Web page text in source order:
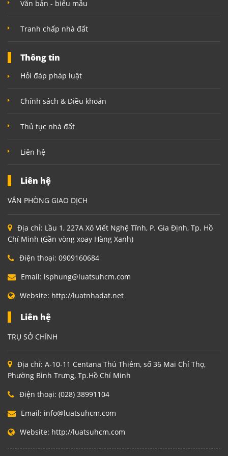
Văn bản - biểu mẫu
Tranh chấp nhà đất
Thông tin
Hỏi đáp pháp luật
Chính sách & Điều khoản
Thủ tục nhà đất
Liên hệ
Liên hệ
VĂN PHÒNG GIAO DỊCH
Địa chỉ: Lầu 1, 227A Xô Viết Nghệ Tĩnh, P. Gia Định, Tp. Hồ
Chí Minh (Gần vòng xoay Hàng Xanh)
Điện thoại: 0909160684
Email: lsphung@luatsuhcm.com
Website: http://luatnhadat.net
Liên hệ
TRỤ SỞ CHÍNH
Địa chỉ: A-10-11 Centana Thủ Thiêm, số 36 Mai Chí Thọ,
Phường Bình Trưng, Tp.Hồ Chí Minh
Điện thoại: (028) 38991104
Email: info@luatsuhcm.com
Website: http://luatsuhcm.com